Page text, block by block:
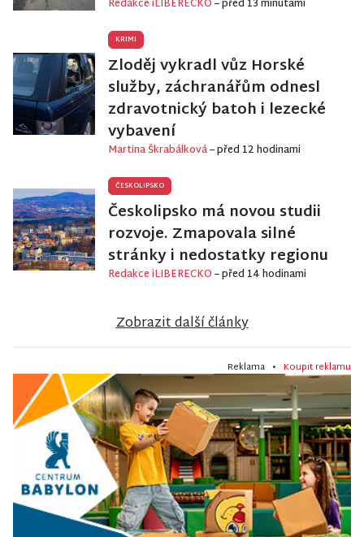
Redakce iLIBERECKO– před 13 minutami
KRIMI
Zloděj vykradl vůz Horské
služby, záchranářům odnesl
zdravotnický batoh i lezecké
vybavení
Martina Škrabálková– před 12 hodinami
ČESKOLIPSKO
Českolipsko má novou studii
rozvoje. Zmapovala silné
stránky i nedostatky regionu
Redakce iLIBERECKO– před 14 hodinami
Zobrazit další články
Reklama • Koupit reklamu